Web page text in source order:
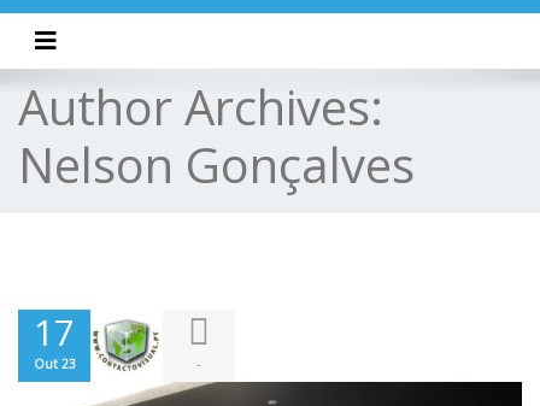
Toggle navigation
Author Archives:
Nelson Gonçalves
17
Out 23 -